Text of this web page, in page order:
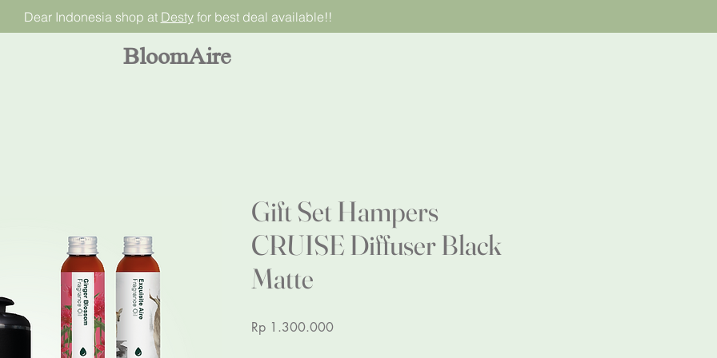
Dear Indonesia shop at Destyfor best deal available!!
BloomAire
Gift Set Hampers
CRUISE Diffuser Black
Matte
Rp 1.300.000Price